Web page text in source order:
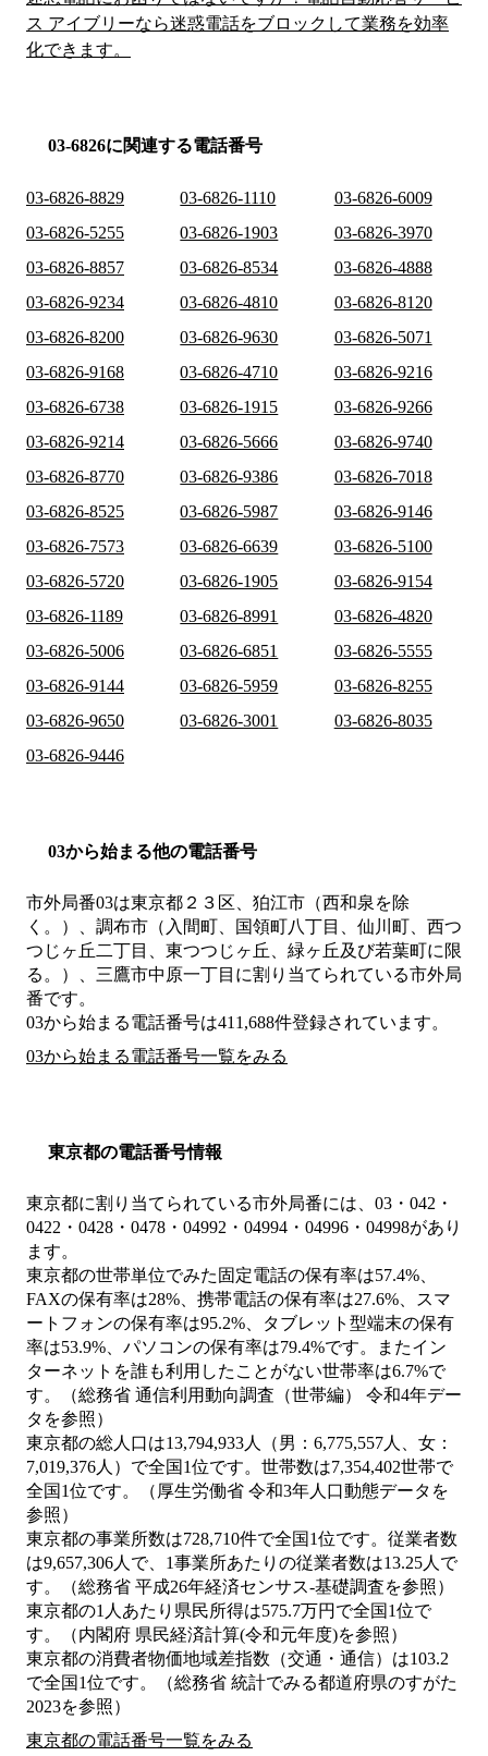
ス アイブリーなら迷惑電話をブロックして業務を効率
化できます。
03-6826に関連する電話番号
03-6826-8829 03-6826-1110
03-6826-6009
03-6826-5255
03-6826-1903
03-6826-3970
03-6826-8857
03-6826-8534
03-6826-4888
03-6826-9234
03-6826-4810
03-6826-8120
03-6826-8200
03-6826-9630
03-6826-5071
03-6826-9168
03-6826-4710
03-6826-9216
03-6826-6738
03-6826-1915
03-6826-9266
03-6826-9214
03-6826-5666
03-6826-9740
03-6826-8770
03-6826-9386
03-6826-7018
03-6826-8525
03-6826-5987
03-6826-9146
03-6826-7573
03-6826-6639
03-6826-5100
03-6826-5720
03-6826-1905
03-6826-9154
03-6826-1189
03-6826-8991
03-6826-4820
03-6826-5006
03-6826-6851
03-6826-5555
03-6826-9144
03-6826-5959
03-6826-8255
03-6826-9650
03-6826-3001
03-6826-8035
03-6826-9446
03から始まる他の電話番号
市外局番03は東京都２３区、狛江市（西和泉を除
く。）、調布市（入間町、国領町八丁目、仙川町、西つ
つじヶ丘二丁目、東つつじヶ丘、緑ヶ丘及び若葉町に限
る。）、三鷹市中原一丁目 に割り当てられている市外局
番です。
03から始まる電話番号は411,688件登録されています。
03から始まる電話番号一覧をみる
東京都の電話番号情報
東京都に割り当てられている市外局番には、03・042・
0422・0428・0478・04992・04994・04996・04998があり
ます。
東京都の世帯単位でみた固定電話の保有率は57.4%、
FAXの保有率は28%、携帯電話の保有率は27.6%、スマ
ートフォンの保有率は95.2%、タブレット型端末の保有
率は53.9%、パソコンの保有率は79.4%です。またイン
ターネットを誰も利用したことがない世帯率は6.7%で
す。（総務省 通信利用動向調査（世帯編） 令和4年デー
タを参照）
東京都の総人口は13,794,933人（男：6,775,557人、女：
7,019,376人）で全国1位です。世帯数は7,354,402世帯で
全国1位です。（厚生労働省 令和3年人口動態データを
参照）
東京都の事業所数は728,710件で全国1位です。従業者数
は9,657,306人で、1事業所あたりの従業者数は13.25人で
す。（総務省 平成26年経済センサス‐基礎調査を参照）
東京都の1人あたり県民所得は575.7万円で全国1位で
す。（内閣府 県民経済計算(令和元年度)を参照）
東京都の消費者物価地域差指数（交通・通信）は103.2
で全国1位です。（総務省 統計でみる都道府県のすがた
2023を参照）
東京都の電話番号一覧をみる